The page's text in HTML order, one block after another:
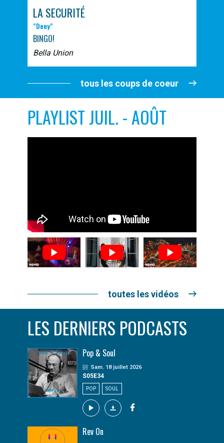
LA SECURITÉ
"Deny"
BINGO!
Bella Union
tous les coups de coeur
PLAYLIST JUIL. - AOÛT
toutes les vidéos
LES DERNIERS PODCASTS
Pop & Soul
Sam. 18 juillet 2026
S05E34
POP SOUL
Rev On